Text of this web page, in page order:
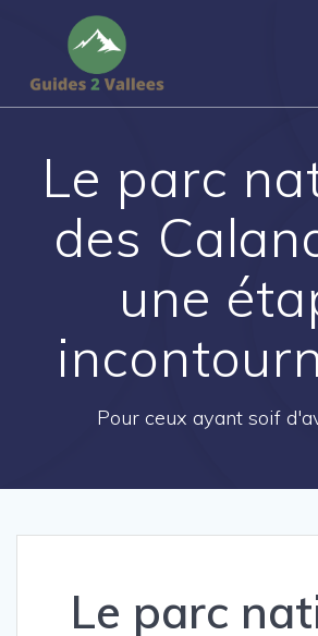
Le parc
des
une
Pour ceux ayant soif
Le parc